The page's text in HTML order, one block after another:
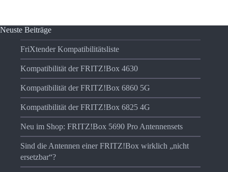
Neuste Beiträge
FriXtender Kompatibilitätsliste
Kompatibilität der FRITZ!Box 4630
Kompatibilität der FRITZ!Box 6860 5G
Kompatibilität der FRITZ!Box 6825 4G
Neu im Shop: FRITZ!Box 5690 Pro Antennensets
Sind die Antennen einer FRITZ!Box wirklich „nicht
ersetzbar“?